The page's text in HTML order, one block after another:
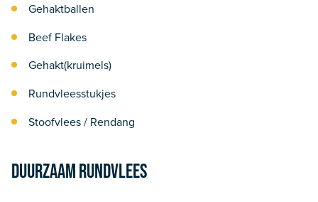
Gehaktballen
Beef Flakes
Gehakt(kruimels)
Rundvleesstukjes
Stoofvlees / Rendang
Duurzaam rundvlees